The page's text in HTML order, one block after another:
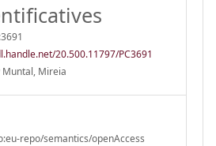
20.500.11797/PC3691
Mireia
repo/semantics/openAccess